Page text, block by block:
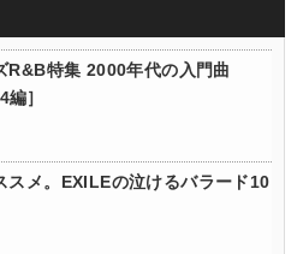
R&B特集 2000年代の入門曲
編］
スメ。EXILEの泣けるバラード10